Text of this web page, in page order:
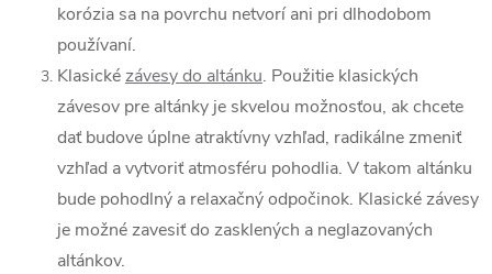
korózia sa na povrchu netvorí ani pri dlhodobom
používaní.
Klasickézávesy do altánku. Použitie klasických
závesov pre altánky je skvelou možnosťou, ak chcete
dať budove úplne atraktívny vzhľad, radikálne zmeniť
vzhľad a vytvoriť atmosféru pohodlia. V takom altánku
bude pohodlný a relaxačný odpočinok. Klasické závesy
je možné zavesiť do zasklených a neglazovaných
altánkov.